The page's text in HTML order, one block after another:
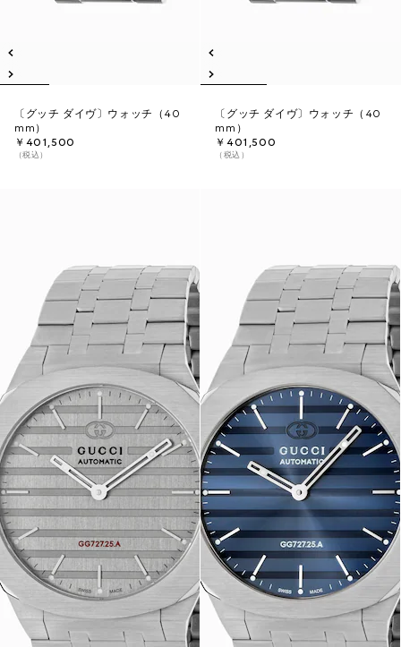
〔グッチ ダイヴ〕ウォッチ（40
mm）
￥401,500
（税込）
〔グッチ ダイヴ〕ウォッチ（40
mm）
￥401,500
（税込）